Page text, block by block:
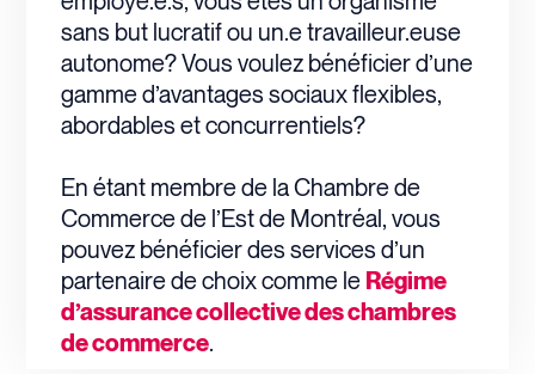
sans but lucratif ou un.e travailleur.euse
autonome? Vous voulez bénéficier d’une
gamme d’avantages sociaux flexibles,
abordables et concurrentiels?
En étant membre de la Chambre de
Commerce de l’Est de Montréal, vous
pouvez bénéficier des services d’un
partenaire de choix comme le Régime
d’assurance collective des chambres
de commerce.